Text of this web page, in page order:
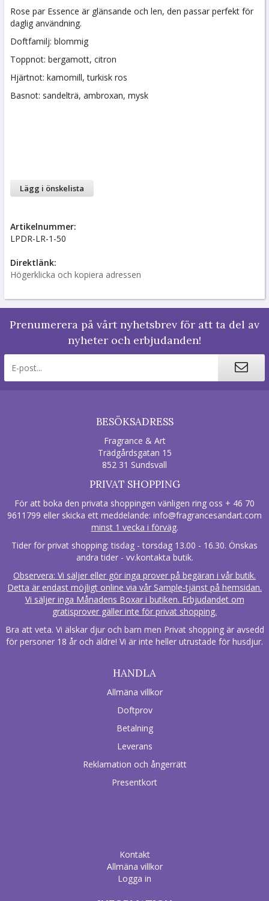
Rose par Essence är glänsande och len, den passar perfekt för
daglig användning.
Doftfamilj: blommig
Toppnot: bergamott, citron
Hjärtnot: kamomill, turkisk ros
Basnot: sandelträ, ambroxan, mysk
Lägg i önskelista
Artikelnummer:
LPDR-LR-1-50
Direktlänk:
Högerklicka och kopiera adressen
Prenumerera på vårt nyhetsbrev för att ta del av
nyheter och erbjudanden!
BESÖKSADRESS
Fragrance & Art
Trädgårdsgatan 15
852 31 Sundsvall
PRIVAT SHOPPING
För att boka den privata shoppingen vänligen ring oss + 46 70
9611799 eller skicka ett meddelande: info@fragrancesandart.com
minst 1 vecka i förväg.
Tider för privat shopping: tisdag - torsdag 13.00 - 16.30. Önskas
andra tider - vv.kontakta butik.
Observera: Vi säljer eller gör inga prover på begäran i vår butik.
Detta är endast möjligt online via vår Sample-tjänst på hemsidan.
Vi säljer inga Månadens Boxar i butiken. Erbjudandet om
gratisprover gäller inte för privat shopping.
Bra att veta. Vi älskar djur och barn men Privat shopping är avsedd
för personer 18 år och äldre! Vi är inte heller utrustade för husdjur.
HANDLA
Allmäna villkor
Doftprov
Betalning
Leverans
Reklamation och ångerrätt
Presentkort
Kontakt
Allmäna villkor
Logga in